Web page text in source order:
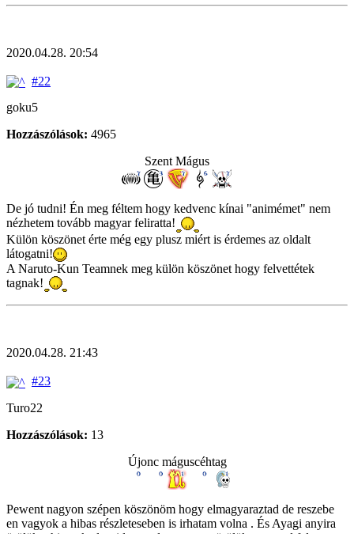
2020.04.28. 20:54
#22
goku5
Hozzászólások: 4965
Szent Mágus
De jó tudni! Én meg féltem hogy kedvenc kínai "animémet" nem
nézhetem tovább magyar feliratta!
Külön köszönet érte még egy plusz miért is érdemes az oldalt
látogatni!
A Naruto-Kun Teamnek meg külön köszönet hogy felvettétek
tagnak!
2020.04.28. 21:43
#23
Turo22
Hozzászólások: 13
Újonc máguscéhtag
Pewent nagyon szépen köszönöm hogy elmagyaraztad de reszebe
en vagyok a hibas részleteseben is irhatam volna . És Ayagi anyira